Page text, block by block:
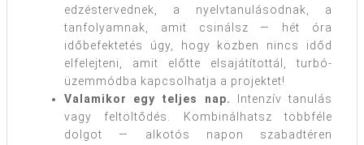
edzéstervednek, a nyelvtanulásodnak, a
tanfolyamnak, amit csinálsz — hét óra
időbefektetés úgy, hogy közben nincs időd
elfelejteni, amit előtte elsajátítottál, turbó-
üzemmódba kapcsolhatja a projektet!
Valamikor egy teljes nap.
Intenzív tanulás
vagy feltöltődés. Kombinálhatsz többféle
dolgot — alkotós napon szabadtéren